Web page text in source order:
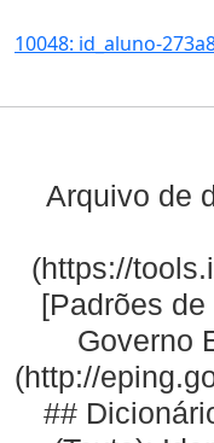
Arquivo de
(https://
[Padrões
Governo
(http://
##